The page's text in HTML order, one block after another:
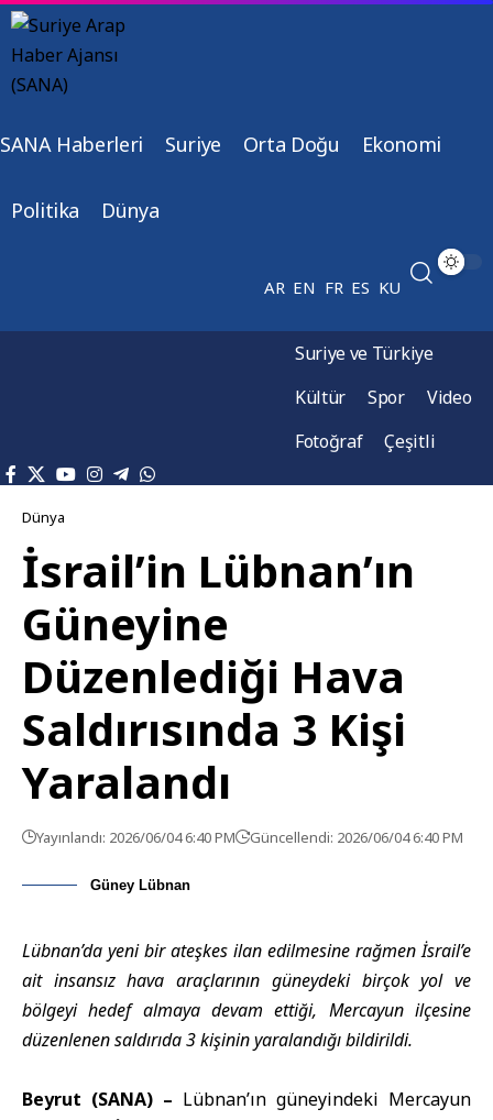
SANA Haberleri Suriye Orta Doğu Ekonomi
Politika Dünya
AR EN FR ES KU
Suriye ve Türkiye
Kültür
Spor
Video
Fotoğraf
Çeşitli
Dünya
İsrail’in Lübnan’ın
Güneyine
Düzenlediği Hava
Saldırısında 3 Kişi
Yaralandı
Yayınlandı: 2026/06/04 6:40 PM Güncellendi: 2026/06/04 6:40 PM
Güney Lübnan
Lübnan’da yeni bir ateşkes ilan edilmesine rağmen İsrail’e
ait insansız hava araçlarının güneydeki birçok yol ve
bölgeyi hedef almaya devam ettiği, Mercayun ilçesine
düzenlenen saldırıda 3 kişinin yaralandığı bildirildi.
Beyrut (SANA) – Lübnan’ın güneyindeki Mercayun